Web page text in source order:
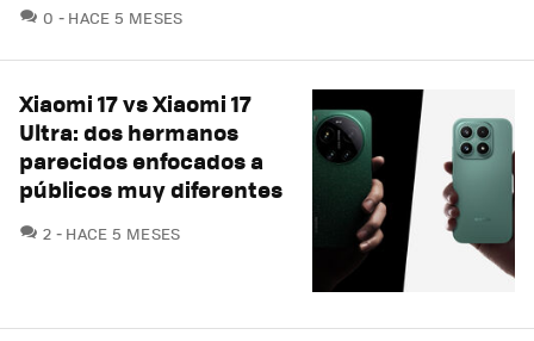
0 COMENTARIOS
HACE 5 MESES
Xiaomi 17 vs Xiaomi 17
Ultra: dos hermanos
parecidos enfocados a
públicos muy diferentes
2 COMENTARIOS
HACE 5 MESES